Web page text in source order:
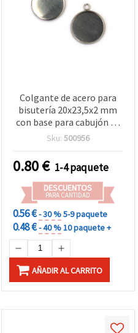
Colgante de acero para
bisutería 20x23,5x2 mm
con base para cabujón de
18 mm (bisel), orificio 2
Sku: 500956
0.80€ 1-4 paquete
DESCUENTOS
PARA CANTIDAD
0.56 €- 30 %5-9 paquete
0.48 €- 40 %10 paquete +
AÑADIR AL CARRITO